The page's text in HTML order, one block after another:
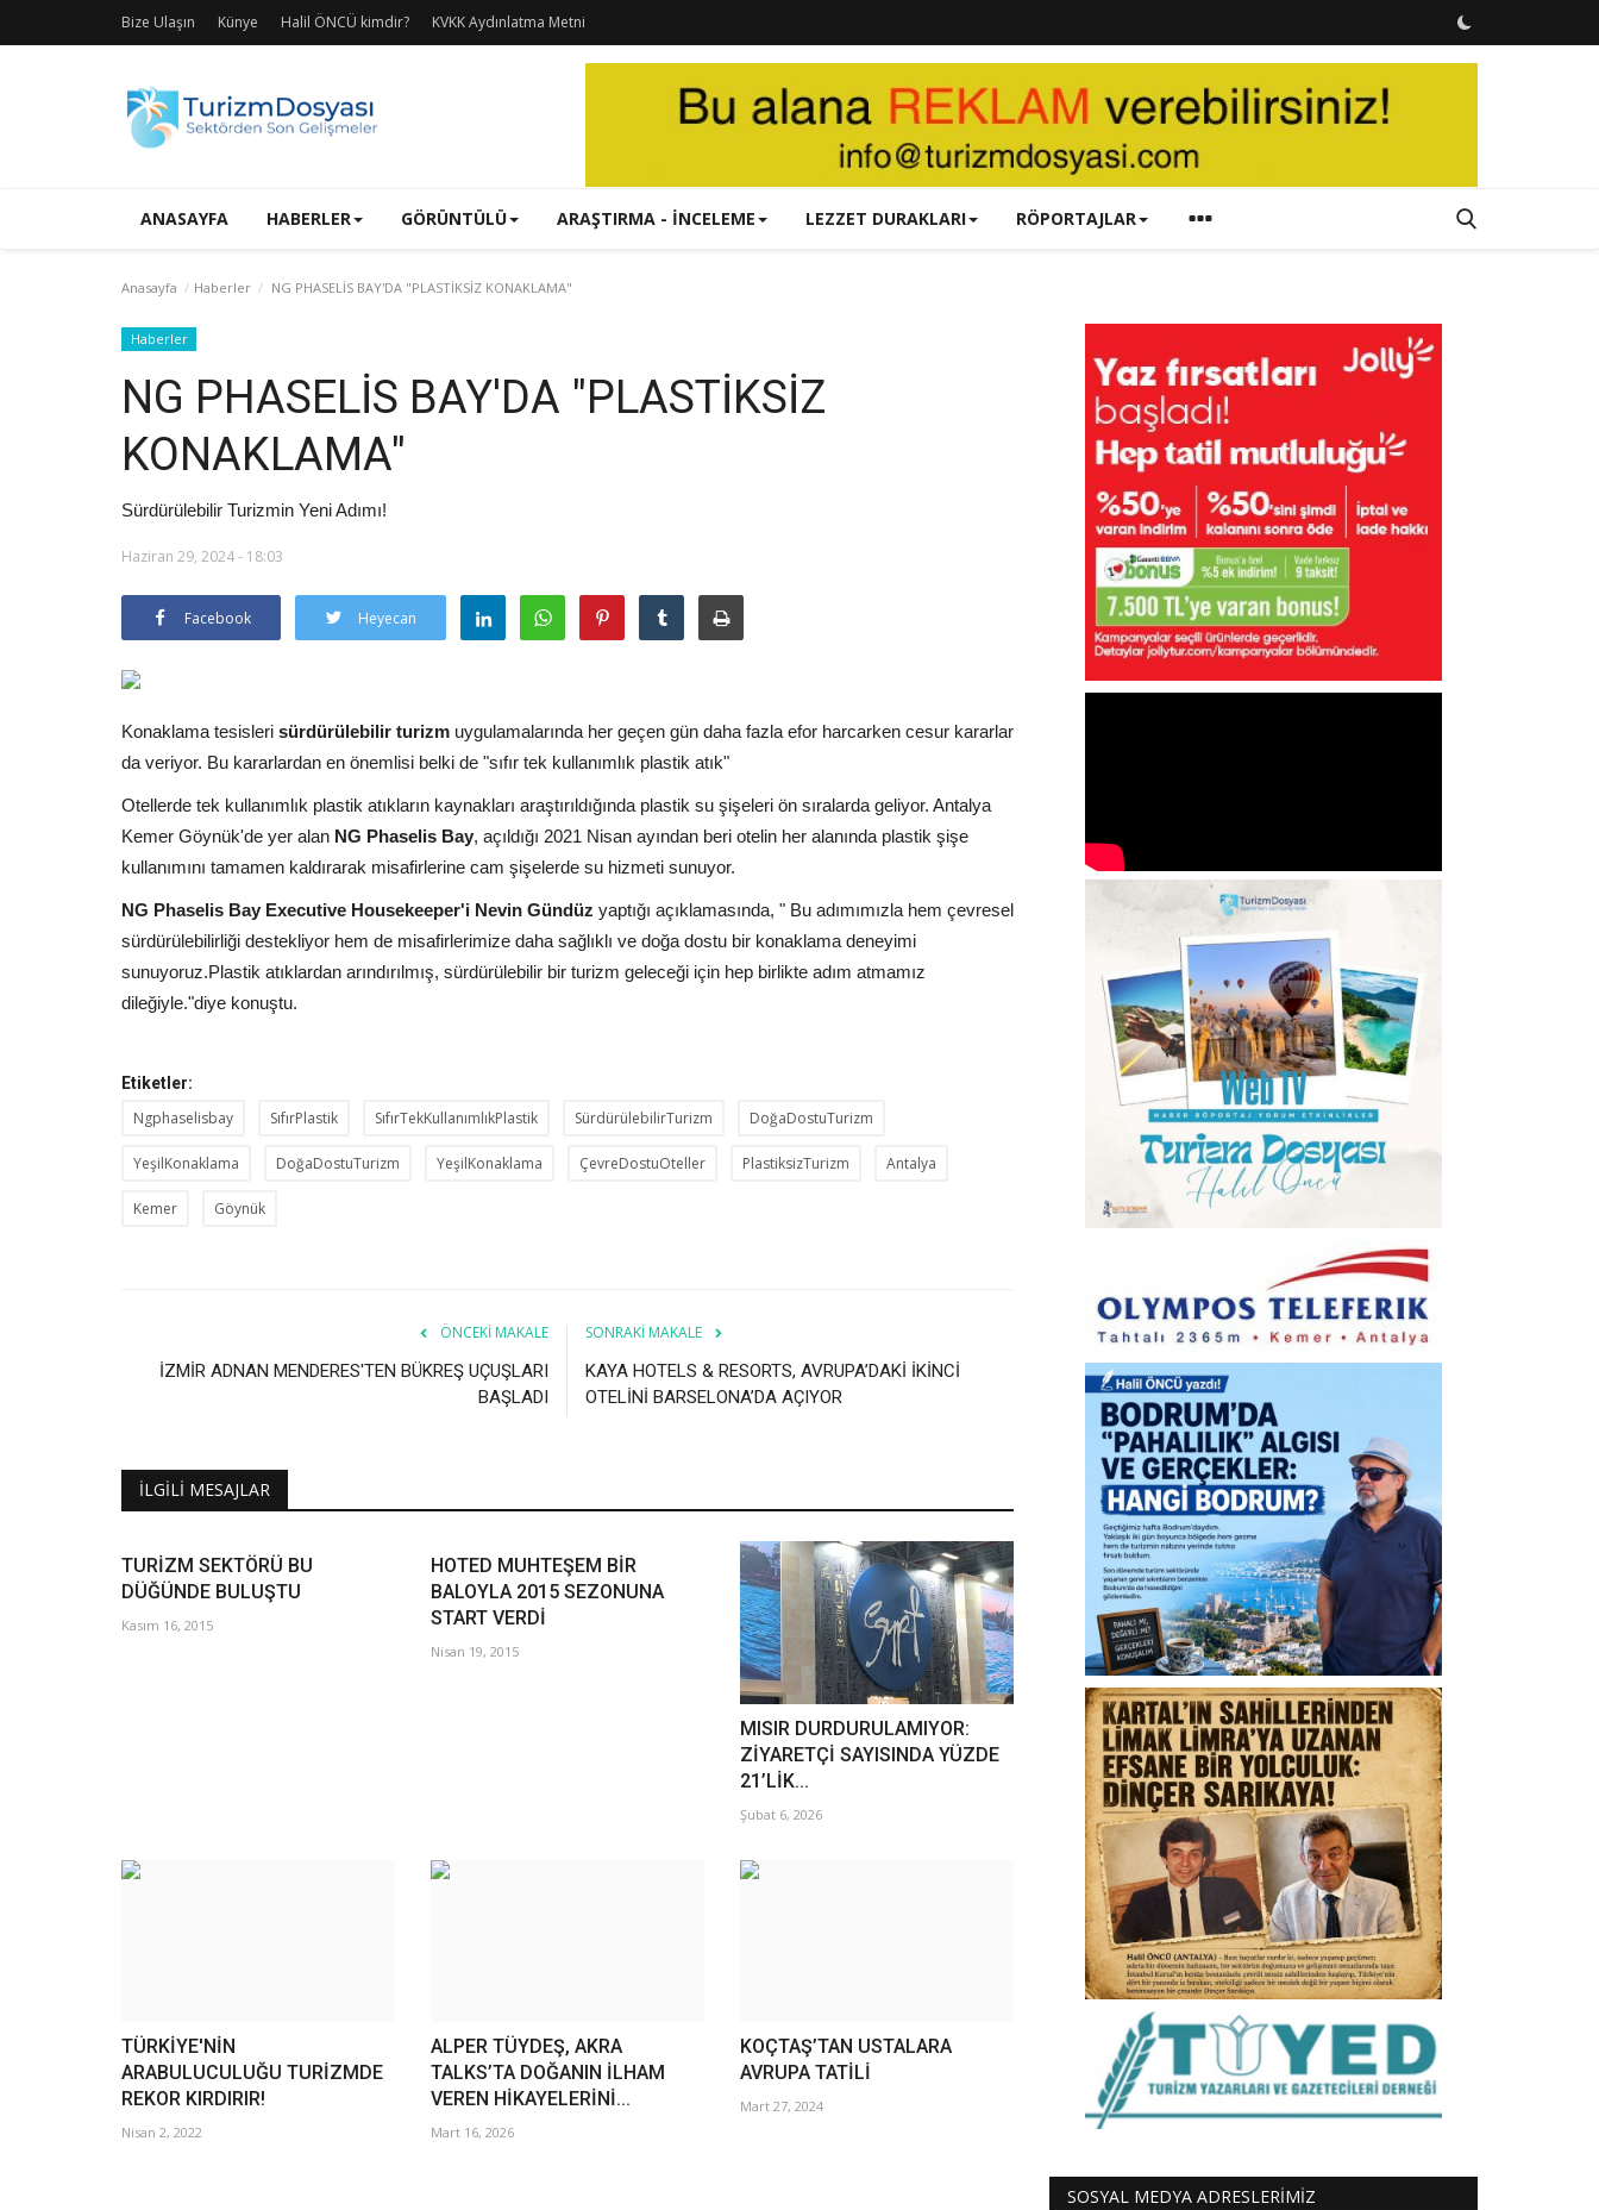
Bize Ulaşın Künye Halil ÖNCÜ kimdir? KVKK Aydınlatma Metni
ANASAYFA HABERLER GÖRÜNTÜLÜ ARAŞTIRMA - İNCELEME LEZZET DURAKLARI RÖPORTAJLAR
Anasayfa Haberler NG PHASELİS BAY'DA "PLASTİKSİZ KONAKLAMA"
Haberler
NG PHASELİS BAY'DA "PLASTİKSİZ
KONAKLAMA"
Sürdürülebilir Turizmin Yeni Adımı!
Haziran 29, 2024 - 18:03
Facebook Heyecan
Konaklama tesisleri sürdürülebilir turizm uygulamalarında her geçen gün daha fazla efor harcarken cesur kararlar
da veriyor. Bu kararlardan en önemlisi belki de "sıfır tek kullanımlık plastik atık"
Otellerde tek kullanımlık plastik atıkların kaynakları araştırıldığında plastik su şişeleri ön sıralarda geliyor. Antalya
Kemer Göynük'de yer alan NG Phaselis Bay, açıldığı 2021 Nisan ayından beri otelin her alanında plastik şişe
kullanımını tamamen kaldırarak misafirlerine cam şişelerde su hizmeti sunuyor.
NG Phaselis Bay Executive Housekeeper'i Nevin Gündüz yaptığı açıklamasında, " Bu adımımızla hem çevresel
sürdürülebilirliği destekliyor hem de misafirlerimize daha sağlıklı ve doğa dostu bir konaklama deneyimi
sunuyoruz.Plastik atıklardan arındırılmış, sürdürülebilir bir turizm geleceği için hep birlikte adım atmamız
dileğiyle."diye konuştu.
Etiketler:
Ngphaselisbay SıfırPlastik SıfırTekKullanımlıkPlastik SürdürülebilirTurizm DoğaDostuTurizm
YeşilKonaklama DoğaDostuTurizm YeşilKonaklama ÇevreDostuOteller PlastiksizTurizm Antalya
Kemer Göynük
ÖNCEKI MAKALE
İZMİR ADNAN MENDERES'TEN BÜKREŞ UÇUŞLARI
BAŞLADI
SONRAKI MAKALE
KAYA HOTELS & RESORTS, AVRUPA’DAKİ İKİNCİ
OTELİNİ BARSELONA’DA AÇIYOR
İLGILI MESAJLAR
TURİZM SEKTÖRÜ BU
DÜĞÜNDE BULUŞTU
Kasım 16, 2015
HOTED MUHTEŞEM BİR
BALOYLA 2015 SEZONUNA
START VERDİ
Nisan 19, 2015
MISIR DURDURULAMIYOR:
ZİYARETÇİ SAYISINDA YÜZDE
21’LİK...
Şubat 6, 2026
TÜRKİYE'NİN
ARABULUCULUĞU TURİZMDE
REKOR KIRDIRIR!
Nisan 2, 2022
ALPER TÜYDEŞ, AKRA
TALKS’TA DOĞANIN İLHAM
VEREN HİKAYELERİNİ...
Mart 16, 2026
KOÇTAŞ’TAN USTALARA
AVRUPA TATİLİ
Mart 27, 2024
SOSYAL MEDYA ADRESLERİMİZ